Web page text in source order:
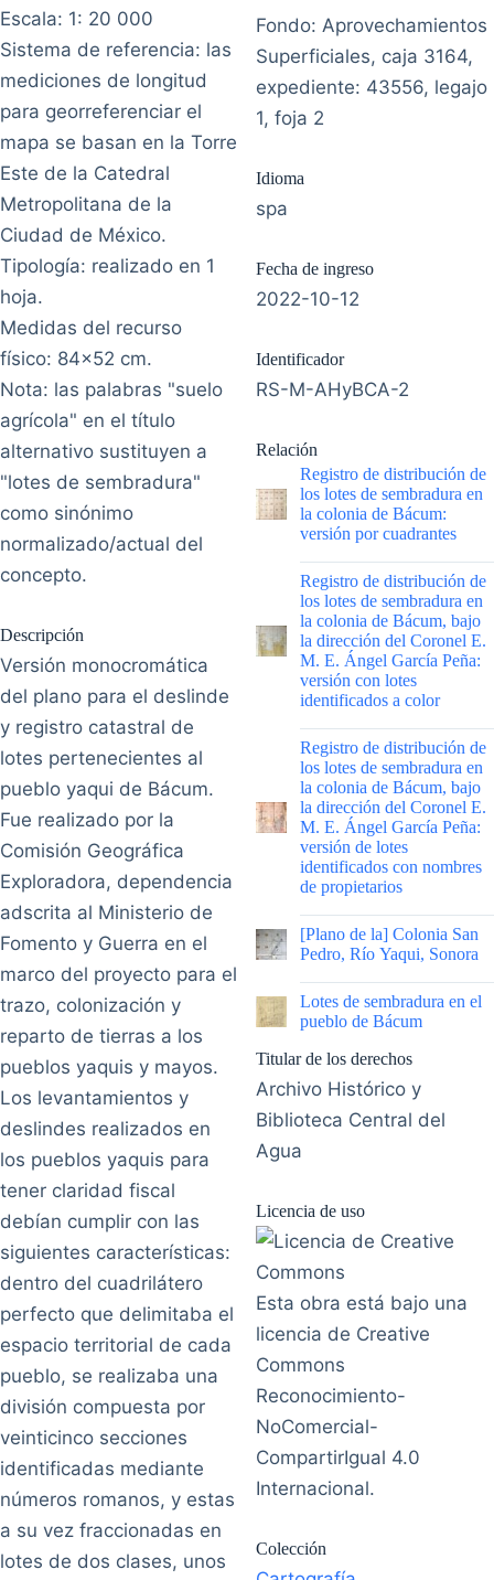
Escala: 1: 20 000
Sistema de referencia: las
mediciones de longitud
para georreferenciar el
mapa se basan en la Torre
Este de la Catedral
Metropolitana de la
Ciudad de México.
Tipología: realizado en 1
hoja.
Medidas del recurso
físico: 84x52 cm.
Nota: las palabras "suelo
agrícola" en el título
alternativo sustituyen a
"lotes de sembradura"
como sinónimo
normalizado/actual del
concepto.
Descripción
Versión monocromática
del plano para el deslinde
y registro catastral de
lotes pertenecientes al
pueblo yaqui de Bácum.
Fue realizado por la
Comisión Geográfica
Exploradora, dependencia
adscrita al Ministerio de
Fomento y Guerra en el
marco del proyecto para el
trazo, colonización y
reparto de tierras a los
pueblos yaquis y mayos.
Los levantamientos y
deslindes realizados en
los pueblos yaquis para
tener claridad fiscal
debían cumplir con las
siguientes características:
dentro del cuadrilátero
perfecto que delimitaba el
espacio territorial de cada
pueblo, se realizaba una
división compuesta por
veinticinco secciones
identificadas mediante
números romanos, y estas
a su vez fraccionadas en
lotes de dos clases, unos
Fondo: Aprovechamientos
Superficiales, caja 3164,
expediente: 43556, legajo
1, foja 2
Idioma
spa
Fecha de ingreso
2022-10-12
Identificador
RS-M-AHyBCA-2
Relación
Registro de distribución de
los lotes de sembradura en
la colonia de Bácum:
versión por cuadrantes
|
Registro de distribución de
los lotes de sembradura en
la colonia de Bácum, bajo
la dirección del Coronel E.
M. E. Ángel García Peña:
versión con lotes
identificados a color
|
Registro de distribución de
los lotes de sembradura en
la colonia de Bácum, bajo
la dirección del Coronel E.
M. E. Ángel García Peña:
versión de lotes
identificados con nombres
de propietarios
|
[Plano de la] Colonia San
Pedro, Río Yaqui, Sonora
|
Lotes de sembradura en el
pueblo de Bácum
Titular de los derechos
Archivo Histórico y
Biblioteca Central del
Agua
Licencia de uso
Esta obra está bajo una
licencia de Creative
Commons
Reconocimiento-
NoComercial-
CompartirIgual 4.0
Internacional.
Colección